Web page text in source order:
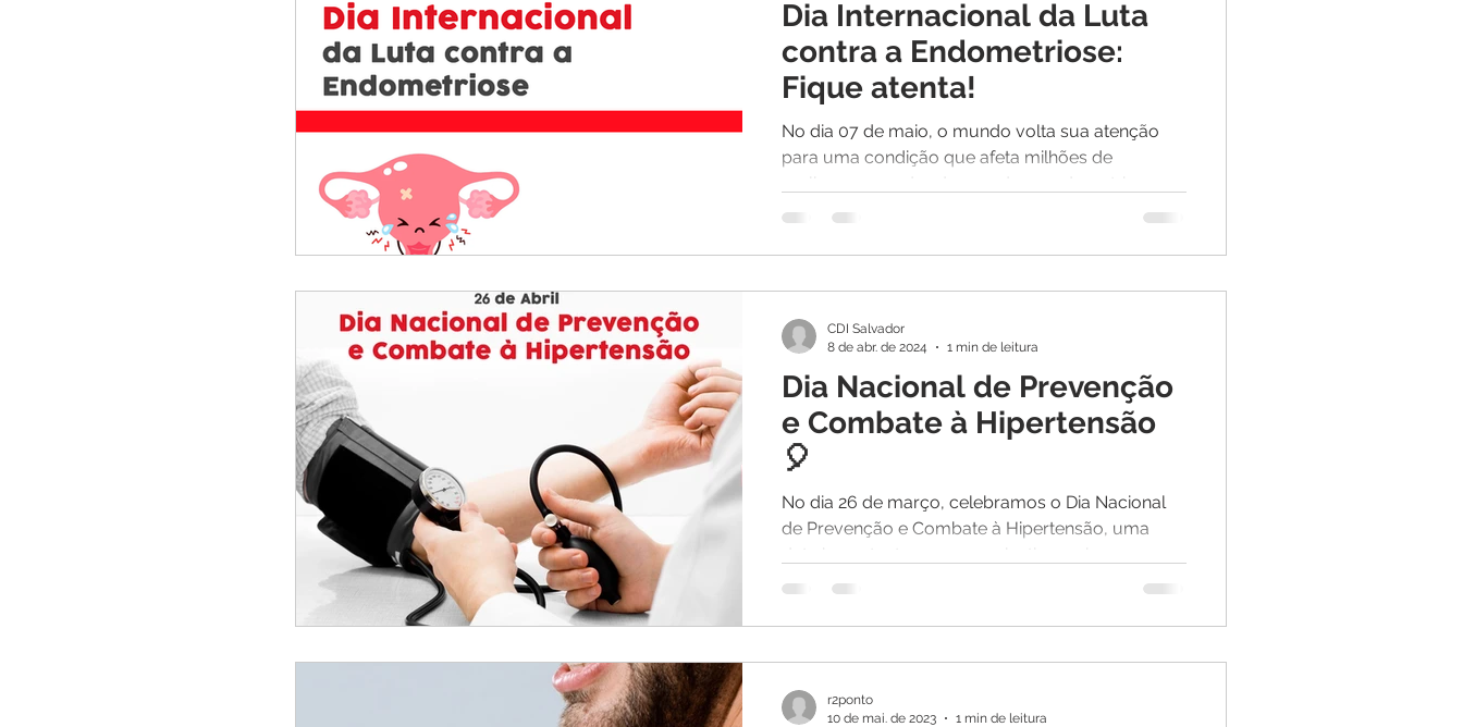
Dia Internacional da Luta
contra a Endometriose:
Fique atenta!
No dia 07 de maio, o mundo volta sua atenção
para uma condição que afeta milhões de
Dia Nacional de Prevenção
e Combate à Hipertensão
🎈
No dia 26 de março, celebramos o Dia Nacional
de Prevenção e Combate à Hipertensão, uma
CDI Salvador
8 de abr. de 2024
1 min de leitura
r2ponto
10 de mai. de 2023
1 min de leitura